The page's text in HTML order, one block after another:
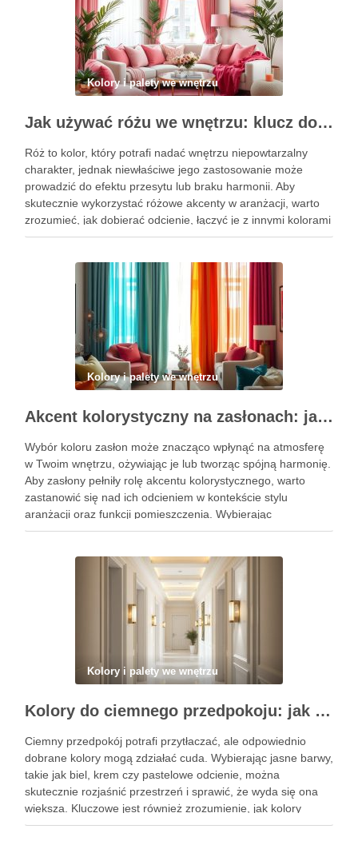
Kolory i palety we wnętrzu
Jak używać różu we wnętrzu: klucz do stylowych akcentów i harmonii kolorystycznej
Róż to kolor, który potrafi nadać wnętrzu niepowtarzalny
charakter, jednak niewłaściwe jego zastosowanie może
prowadzić do efektu przesytu lub braku harmonii. Aby
skutecznie wykorzystać różowe akcenty w aranżacji, warto
zrozumieć, jak dobierać odcienie, łączyć je z innymi kolorami
oraz wybierać odpowiednie materiały. Dzięki tym
Kolory i palety we wnętrzu
Akcent kolorystyczny na zasłonach: jak dobrać barwę, która ożywi i zharmonizuje wnętrze
Wybór koloru zasłon może znacząco wpłynąć na atmosferę
w Twoim wnętrzu, ożywiając je lub tworząc spójną harmonię.
Aby zasłony pełniły rolę akcentu kolorystycznego, warto
zastanowić się nad ich odcieniem w kontekście stylu
aranżacji oraz funkcji pomieszczenia. Wybierając
odpowiednie barwy, możesz nie tylko podkreślić charakter
Kolory i palety we wnętrzu
Kolory do ciemnego przedpokoju: jak wybrać barwy i oświetlenie, by optycznie rozjaśnić i powiększyć przestrzeń
Ciemny przedpokój potrafi przytłaczać, ale odpowiednio
dobrane kolory mogą zdziałać cuda. Wybierając jasne barwy,
takie jak biel, krem czy pastelowe odcienie, można
skutecznie rozjaśnić przestrzeń i sprawić, że wyda się ona
większa. Kluczowe jest również zrozumienie, jak kolory
wpływają na percepcję pomieszczenia, co pozwoli na